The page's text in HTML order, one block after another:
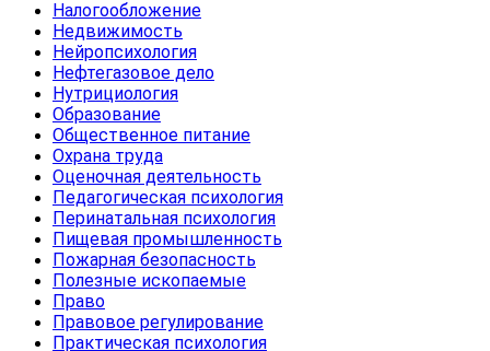
Налогообложение
Недвижимость
Нейропсихология
Нефтегазовое дело
Нутрициология
Образование
Общественное питание
Охрана труда
Оценочная деятельность
Педагогическая психология
Перинатальная психология
Пищевая промышленность
Пожарная безопасность
Полезные ископаемые
Право
Правовое регулирование
Практическая психология